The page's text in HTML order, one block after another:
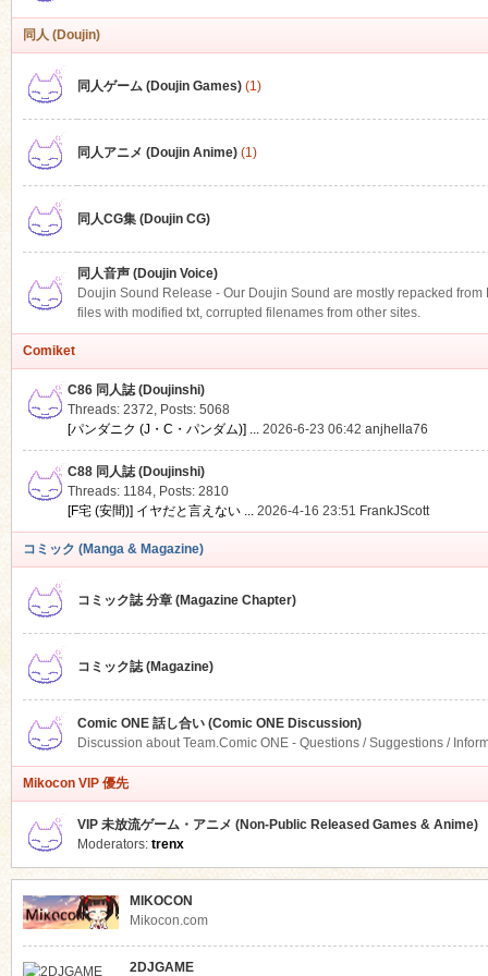
同人 (Doujin)
同人ゲーム (Doujin Games)(1)
同人アニメ (Doujin Anime)(1)
同人CG集 (Doujin CG)
同人音声 (Doujin Voice)
Doujin Sound Release - Our Doujin Sound are mostly repacked
files with modified txt, corrupted filenames from other sites.
Comiket
C86 同人誌 (Doujinshi)
Threads: 2372, Posts: 5068
[パンダニク (J・C・パンダム)] ... 2026-6-23 06:42 anjhella76
C88 同人誌 (Doujinshi)
Threads: 1184, Posts: 2810
[F宅 (安間)] イヤだと言えない ... 2026-4-16 23:51 FrankJScott
コミック (Manga & Magazine)
コミック誌 分章 (Magazine Chapter)
コミック誌 (Magazine)
Comic ONE 話し合い (Comic ONE Discussion)
Discussion about Team.Comic ONE - Questions / Suggestions /
Mikocon VIP 優先
VIP 未放流ゲーム・アニメ (Non-Public Released Games & Anime)
Moderators: trenx
MIKOCON
Mikocon.com
2DJGAME